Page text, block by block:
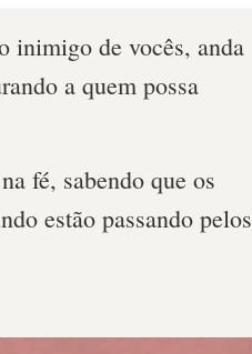
inimigo de vocês, anda
a quem possa
fé, sabendo que os
estão passando pelos